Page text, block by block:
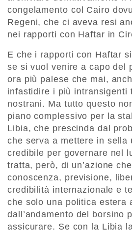
congelamento col Cairo
Regeni, che ci aveva resi
nei rapporti con Haftar in
E che i rapporti con Haftar
se si vuol venire a capo del
ora più palese che mai,
infastidire i più intransigenti
nostrani. Ma tutto questo
piano complessivo per la
Libia, che prescinda dal
che serva a mettere in sella
credibile per governare nel
tratta, però, di un’azione
conoscenza, previsione,
credibilità internazionale e
che solo una politica estera
dall’andamento del borsino
assicurare. Se con la Libia